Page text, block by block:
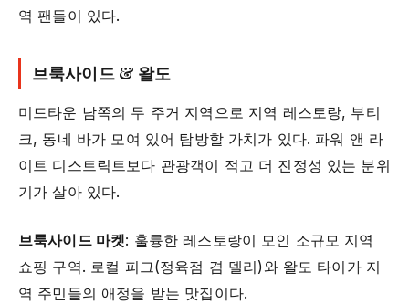
역 팬들이 있다.
브룩사이드 & 왈도
미드타운 남쪽의 두 주거 지역으로 지역 레스토랑, 부티
크, 동네 바가 모여 있어 탐방할 가치가 있다. 파워 앤 라
이트 디스트릭트보다 관광객이 적고 더 진정성 있는 분위
기가 살아 있다.
브룩사이드 마켓: 훌륭한 레스토랑이 모인 소규모 지역
쇼핑 구역. 로컬 피그(정육점 겸 델리)와 왈도 타이가 지
역 주민들의 애정을 받는 맛집이다.